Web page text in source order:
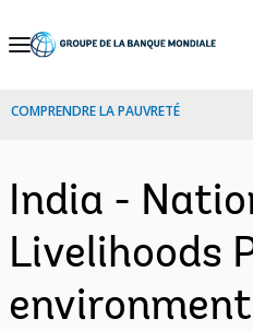
Skip
Navigation
COMPRENDRE LA PAUVRETÉ
India -
Livelihoods
environment